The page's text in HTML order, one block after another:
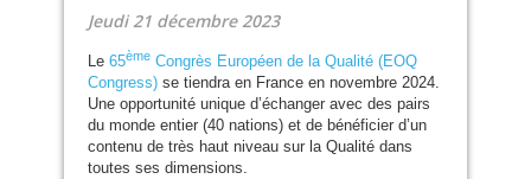
Jeudi 21 décembre 2023
Le 65ème Congrès Européen de la Qualité (EOQ
Congress) se tiendra en France en novembre 2024.
Une opportunité unique d’échanger avec des pairs
du monde entier (40 nations) et de bénéficier d’un
contenu de très haut niveau sur la Qualité dans
toutes ses dimensions.